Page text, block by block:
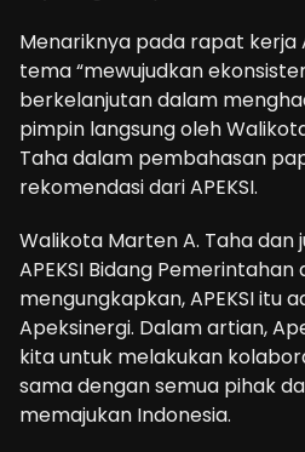
Menariknya pada rapat kerja
tema “mewujudkan
berkelanjutan dalam
pimpin langsung oleh
Taha dalam pembahasan
rekomendasi dari APEKSI.
Walikota Marten A. Taha dan
APEKSI Bidang
mengungkapkan, APEKSI itu
Apeksinergi. Dalam artian,
kita untuk melakukan
sama dengan semua pihak
memajukan Indonesia.